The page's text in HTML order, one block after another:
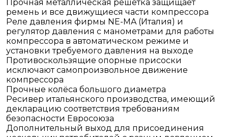
Прочная металлическая решетка защищает
ремень и все движущиеся части компрессора
Реле давления фирмы NE-MA (Италия) и
регулятор давления с манометрами для работы
компрессора в автоматическом режиме и
установки требуемого давления на выходе
Противоскользящие опорные присоски
исключают самопроизвольное движение
компрессора
Прочные колёса большого диаметра
Ресивер итальянского производства, имеющий
декларацию соответствия требованиям
безопасности Евросоюза
Дополнительный выход для присоединения